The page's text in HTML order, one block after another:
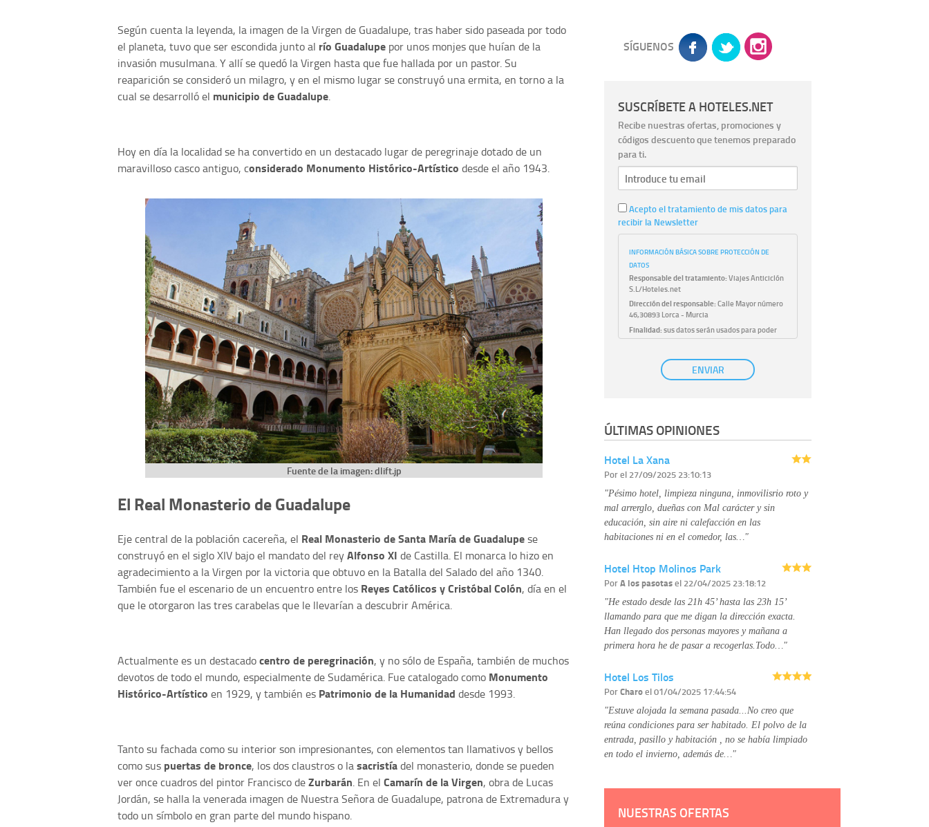
Según cuenta la leyenda, la imagen de la Virgen de Guadalupe, tras haber sido paseada por todo
el planeta, tuvo que ser escondida junto al río Guadalupe por unos monjes que huían de la
invasión musulmana. Y allí se quedó la Virgen hasta que fue hallada por un pastor. Su
reaparición se consideró un milagro, y en el mismo lugar se construyó una ermita, en torno a la
cual se desarrolló el municipio de Guadalupe.
Hoy en día la localidad se ha convertido en un destacado lugar de peregrinaje dotado de un
maravilloso casco antiguo, considerado Monumento Histórico-Artístico desde el año 1943.
Fuente de la imagen: dlift.jp
El Real Monasterio de Guadalupe
Eje central de la población cacereña, el Real Monasterio de Santa María de Guadalupese
construyó en el siglo XIV bajo el mandato del reyAlfonso XI de Castilla. El monarca lo hizo en
agradecimiento a la Virgen por la victoria que obtuvo en la Batalla del Salado del año 1340.
También fue el escenario de un encuentro entre los Reyes Católicos y Cristóbal Colón, día en el
que le otorgaron las tres carabelas que le llevarían a descubrir América.
Actualmente es un destacadocentro de peregrinación, y no sólo de España, también de muchos
devotos de todo el mundo, especialmente de Sudamérica. Fue catalogado como Monumento
Histórico-Artístico en 1929, y también es Patrimonio de la Humanidad desde 1993.
Tanto su fachada como su interior son impresionantes, con elementos tan llamativos y bellos
como sus puertas de bronce, los dos claustros o lasacristíadel monasterio, donde se pueden
ver once cuadros del pintor Francisco deZurbarán. En el Camarín de la Virgen, obra de Lucas
Jordán, se halla la venerada imagen de Nuestra Señora de Guadalupe, patrona de Extremadura y
todo un símbolo en gran parte del mundo hispano.
SÍGUENOS
SUSCRÍBETE A HOTELES.NET
Recibe nuestras ofertas, promociones y
códigos descuento que tenemos preparado
para ti.
Acepto el tratamiento de mis datos para
recibir la Newsletter
INFORMACIÓN BÁSICA SOBRE PROTECCIÓN DE
DATOS
Responsable del tratamiento:Viajes Anticiclón
S.L/Hoteles.net
Dirección del responsable:Calle Mayor número
46,30893 Lorca - Murcia
Finalidad:sus datos serán usados para poder
atender sus solicitudes y prestarle nuestros
Publicidad: solo le enviaremos publicidad con su
autorización previa, que podrá facilitarnos
con su consentimiento previo, que podrá
facilitarnos mediante la casilla correspondiente
Destinatarios:
personal de nuestra entidad que esté
conocimiento de la información que le pedimos.
No se comunicarán datos a terceros.
Derechos: tiene derecho a saber qué
información tenemos sobre usted, corregirla y
eliminarla, tal y como se explica en la
página web.
Información complementaria:Puede consultar
tratamos sus datos en lapolítica de privacidad
ENVIAR
ÚLTIMAS OPINIONES
Hotel La Xana
Porel 27/09/2025 23:10:13
"Pésimo hotel, limpieza ninguna, inmovilisrio roto y
mal arrerglo, dueñas con Mal carácter y sin
educación, sin aire ni calefacción en las
habitaciones ni en el comedor, las…"
Hotel Htop Molinos Park
PorA los pasotasel 22/04/2025 23:18:12
"He estado desde las 21h 45’ hasta las 23h 15’
llamando para que me digan la dirección exacta.
Han llegado dos personas mayores y mañana a
primera hora he de pasar a recogerlas.Todo…"
Hotel Los Tilos
PorCharoel 01/04/2025 17:44:54
"Estuve alojada la semana pasada...No creo que
reúna condiciones para ser habitado. El polvo de la
entrada, pasillo y habitación , no se había limpiado
en todo el invierno, además de…"
NUESTRAS OFERTAS